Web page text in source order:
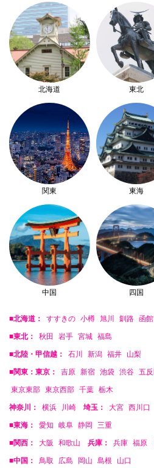
北海道 東北
関東 東海
中国 四国
■北海道： すすきの 小樽 旭川 釧路 函館
■東北： 秋田 岩手 宮城 福島
■北陸・甲信越： 石川 新潟 福井 山梨
■関東：東京： 吉原 新宿 池袋 渋谷 五
東京東部 東京西部 千葉 栃木
神奈川： 横浜 川崎 埼玉： 大宮 西川口
■東海： 愛知 岐阜 静岡 三重
■関西： 大阪 和歌山 兵庫： 兵庫 福原
■中国： 鳥取 広島 岡山 島根 山口